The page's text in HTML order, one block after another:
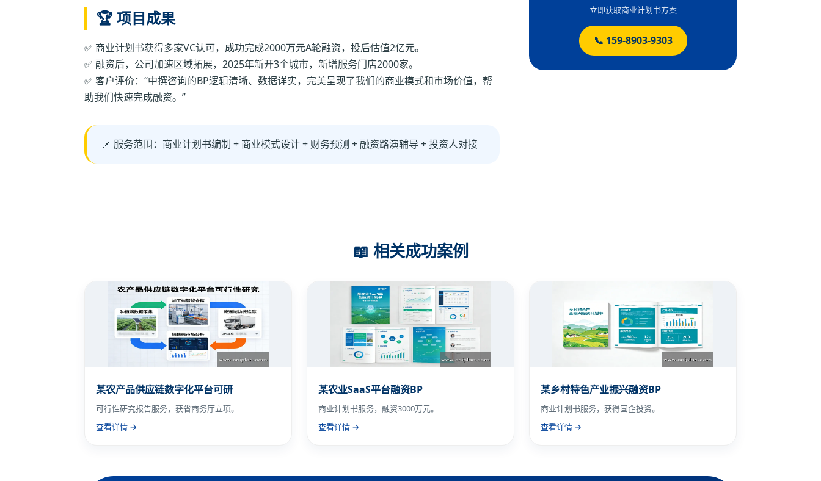
🏆 项目成果
✅ 商业计划书获得多家VC认可，成功完成2000万元A轮融资，投后估值2亿元。
✅ 融资后，公司加速区域拓展，2025年新开3个城市，新增服务门店2000家。
✅ 客户评价：“中撰咨询的BP逻辑清晰、数据详实，完美呈现了我们的商业模式和市场价值，帮
助我们快速完成融资。”
📌 服务范围：商业计划书编制 + 商业模式设计 + 财务预测 + 融资路演辅导 + 投资人对接
立即获取商业计划书方案
📞 159-8903-9303
📖 相关成功案例
某农产品供应链数字化平台可研
可行性研究报告服务，获省商务厅立项。
查看详情 →
某农业SaaS平台融资BP
商业计划书服务，融资3000万元。
查看详情 →
某乡村特色产业振兴融资BP
商业计划书服务，获得国企投资。
查看详情 →